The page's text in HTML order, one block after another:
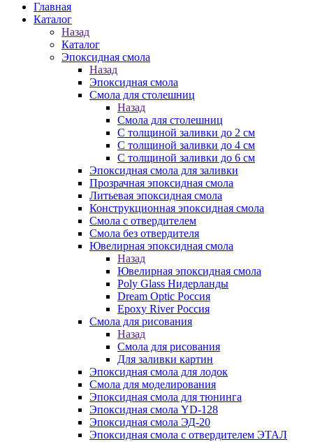
Главная
Каталог
Назад
Каталог
Эпоксидная смола
Назад
Эпоксидная смола
Смола для столешниц
Назад
Смола для столешниц
С толщиной заливки до 2 см
С толщиной заливки до 4 см
С толщиной заливки до 6 см
Эпоксидная смола для заливки
Прозрачная эпоксидная смола
Литьевая эпоксидная смола
Конструкционная эпоксидная смола
Смола с отвердителем
Смола без отвердителя
Ювелирная эпоксидная смола
Назад
Ювелирная эпоксидная смола
Poly Glass Нидерланды
Dream Optic Россия
Epoxy River Россия
Смола для рисования
Назад
Смола для рисования
Для заливки картин
Эпоксидная смола для лодок
Смола для моделирования
Эпоксидная смола для тюнинга
Эпоксидная смола YD-128
Эпоксидная смола ЭД-20
Эпоксидная смола с отвердителем ЭТАЛ